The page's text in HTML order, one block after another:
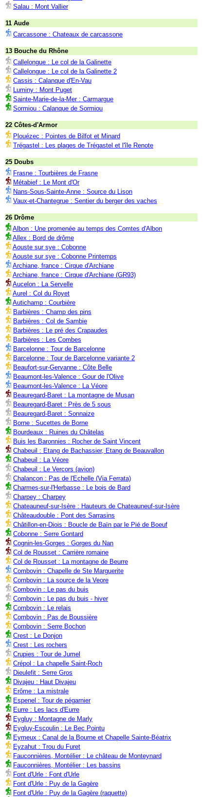
Salau : Mont Vallier
11 Aude
Carcassone : Chateaux de carcassone
13 Bouche du Rhône
Callelongue : Le col de la Galinette
Callelongue : Le col de la Galinette 2
Cassis : Calanque d'En-Vau
Luminy : Mont Puget
Sainte-Marie-de-la-Mer : Carmargue
Sormiou : Calanque de Sormiou
22 Côtes-d'Armor
Plouézec : Pointes de Bilfot et Minard
Trégastel : Les plages de Trégastel et l'île Renote
25 Doubs
Frasne : Tourbières de Frasne
Métabief : Le Mont d'Or
Nans-Sous-Sainte-Anne : Source du Lison
Vaux-et-Chantegrue : Sentier du berger des vaches
26 Drôme
Albon : Une promenée au temps des Comtes d'Albon
Allex : Bord de drôme
Aouste sur sye : Cobonne
Aouste sur sye : Cobonne Printemps
Archiane, france : Cirque d'Archiane
Archiane, france : Cirque d'Archiane (GR93)
Aucelon : La Servelle
Aurel : Col du Royet
Autichamp : Courbière
Barbières : Champ des pins
Barbières : Col de Sambie
Barbières : Le pré des Crapaudes
Barbières : Les Combes
Barcelonne : Tour de Barcelonne
Barcelonne : Tour de Barcelonne variante 2
Beaufort-sur-Gervanne : Côte Belle
Beaumont-les-Valence : Gour de l'Olive
Beaumont-les-Valence : La Véore
Beauregard-Baret : La montagne de Musan
Beauregard-Baret : Près de 5 sous
Beauregard-Baret : Sonnaize
Borne : Sucettes de Borne
Bourdeaux : Ruines du Châtelas
Buis les Baronnies : Rocher de Saint Vincent
Chabeuil : Etang de Bachassier, Etang de Beauvallon
Chabeuil : La Véore
Chabeuil : Le Vercors (avion)
Chalancon : Pas de l'Echelle (Via Ferrata)
Charmes-sur-l'Herbasse : Le bois de Bard
Charpey : Charpey
Chateauneuf-sur-Isère : Hauteurs de Chateauneuf-sur-Isère
Châteaudouble : Pont des Sarrasins
Châtillon-en-Diois : Boucle de Baïn par le Pié de Boeuf
Cobonne : Serre Gontard
Cognin-les-Gorges : Gorges du Nan
Col de Rousset : Carrière romaine
Col de Rousset : La montagne de Beurre
Combovin : Chapelle de Ste Marguerite
Combovin : La source de la Veore
Combovin : Le pas du buis
Combovin : Le pas du buis - hiver
Combovin : Le relais
Combovin : Pas de Boussière
Combovin : Serre Bochon
Crest : Le Donjon
Crest : Les rochers
Crupies : Tour de Jumel
Crépol : La chapelle Saint-Roch
Dieulefit : Serre Gros
Divajeu : Haut Divajeu
Erôme : La mistrale
Espenel : Tour de pégarnier
Eurre : Les lacs d'Eurre
Eygluy : Montagne de Marly
Eygluy-Escoulin : Le Bec Pointu
Eymeux : Canal de la Bourne et Chapelle Sainte-Béatrix
Eyzahut : Trou du Furet
Fauconnières, Montélier : Le château de Monteynard
Fauconnières, Montélier : Les bassins
Font d'Urle : Font d'Urle
Font d'Urle : Puy de la Gagère
Font d'Urle : Puy de la Gagère (raquette)